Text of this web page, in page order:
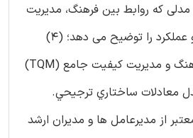
دو مدلی که روابط بين فرهنگ، مدیریت
کیفیت جامع (TQM) و عملکرد را توضیح می دهد؛ (4)
مشخص کردن تأثير فرهنگ و مدیریت کیفیت جامع (TQM)
معادلات ساختاري ترجيحي.
پاسخ معتبر از مدیرعامل ها و مدیران ارشد